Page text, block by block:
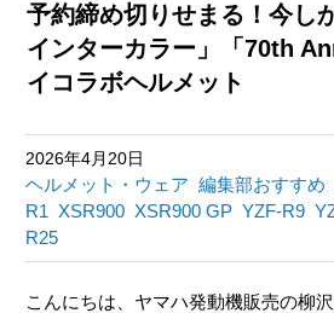
予約締め切りせまる！今し
インターカラー」「70th
イコラボヘルメット
2026年4月20日
ヘルメット・ウェア 編集部おすすめ
R1 XSR900 XSR900 GP YZF-R9
R25
こんにちは、ヤマハ発動機販売の柳沢